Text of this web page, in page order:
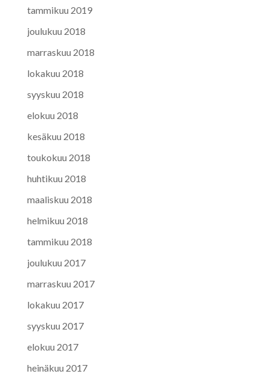
tammikuu 2019
joulukuu 2018
marraskuu 2018
lokakuu 2018
syyskuu 2018
elokuu 2018
kesäkuu 2018
toukokuu 2018
huhtikuu 2018
maaliskuu 2018
helmikuu 2018
tammikuu 2018
joulukuu 2017
marraskuu 2017
lokakuu 2017
syyskuu 2017
elokuu 2017
heinäkuu 2017